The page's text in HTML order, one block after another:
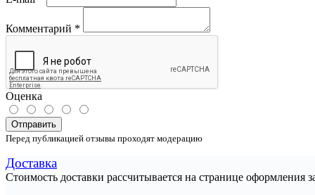
Комментарий *
Оценка
Отправить
Перед публикацией отзывы проходят модерацию
Доставка
Стоимость доставки рассчитывается на странице оформления